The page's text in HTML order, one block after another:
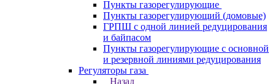
Пункты газорегулирующие
Пункты газорегулирующий (домовые)
ГРПШ с одной линией редуцирования
и байпасом
Пункты газорегулирующие с основной
и резервной линиями редуцирования
Регуляторы газа
Назад